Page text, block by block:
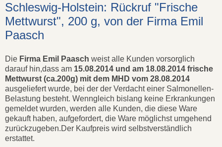
Schleswig-Holstein: Rückruf "Frische
Mettwurst", 200 g, von der Firma Emil
Paasch
Die Firma Emil Paasch weist alle Kunden vorsorglich
darauf hin,dass am 15.08.2014 und am 18.08.2014 frische
Mettwurst (ca.200g) mit dem MHD vom 28.08.2014
ausgeliefert wurde, bei der der Verdacht einer Salmonellen-
Belastung besteht. Wenngleich bislang keine Erkrankungen
gemeldet wurden, werden alle Kunden, die diese Ware
gekauft haben, aufgefordert, die Ware möglichst umgehend
zurückzugeben.Der Kaufpreis wird selbstverständlich
erstattet.